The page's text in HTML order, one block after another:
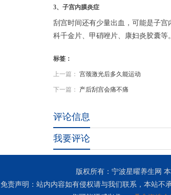
3、子宫内膜炎症
刮宫时间还有少量出血，可能是子
科千金片、甲硝唑片、康妇炎胶囊等。
标签：
上一篇： 宫颈激光后多久能运动
下一篇： 产后刮宫会痛不痛
评论信息
我要评论
版权所有：宁波星曜养生网
免责声明：站内内容如有侵权请与我们联系，本站不